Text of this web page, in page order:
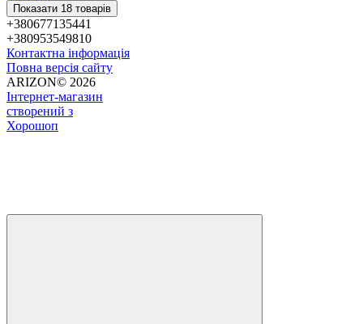
Показати 18 товарів
+380677135441
+380953549810
Контактна інформація
Повна версія сайту
ARIZON© 2026
Інтернет-магазин
створений з
Хорошоп